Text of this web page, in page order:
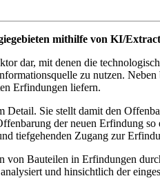
mithilfe von KI/
dar, mit denen die
zu nutzen.
Erfindungen liefern.
Sie stellt damit den
der neuen Erfindung
tiefgehenden Zugang zur
von Bauteilen in Erfindungen
und hinsichtlich der